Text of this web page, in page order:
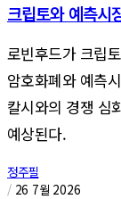
크립토와 예측시
로빈후드가 크립
암호화폐와 예측
칼시와의 경쟁 심
예상된다.
정주필
/ 26 7월 2026